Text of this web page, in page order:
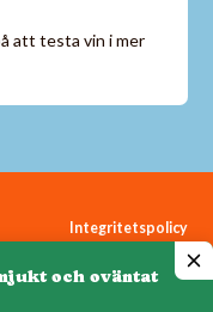
att testa vin i mer
Integritetspolicy
Cookiepolicy
och oväntat